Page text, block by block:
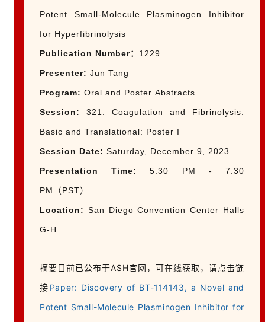
Potent Small-Molecule Plasminogen Inhibitor
for Hyperfibrinolysis
Publication Number： 1229
Presenter: Jun Tang
Program: Oral and Poster Abstracts
Session: 321. Coagulation and Fibrinolysis:
Basic and Translational: Poster I
Session Date: Saturday, December 9, 2023
Presentation Time:5:30 PM - 7:30
PM（PST）
Location: San Diego Convention Center Halls
G-H
摘要目前已公布于ASH官网，可在线获取，请点击链
接 Paper: Discovery of BT-114143, a Novel and
Potent Small-Molecule Plasminogen Inhibitor for